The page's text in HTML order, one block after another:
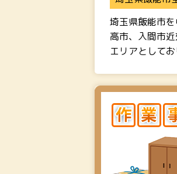
埼玉県飯能市
高市、入間市
エリアとしてお